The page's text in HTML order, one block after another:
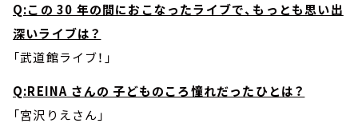
Q:この 30 年の間におこなったライブで、もっとも思い出
深いライブは？
「武道館ライブ！」
Q:REINA さんの 子どものころ憧れだったひとは？
「宮沢りえさん」